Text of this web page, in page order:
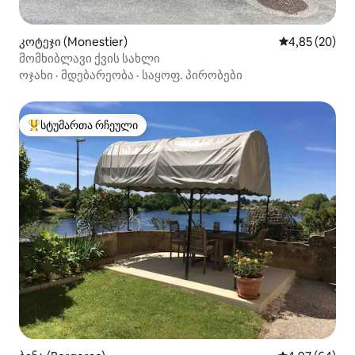
კოტეჯი (Monestier) საშუალო
4,85 (20)
მომხიბლავი ქვის სახლი
ოჯახი · მდებარეობა · საყოფ. პირობები
სტუმართა რჩეული მოწინავე ვარიანტი
სტუმართა რჩეული